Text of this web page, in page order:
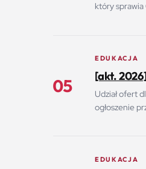
który
05
EDUKACJA
[akt.
Udział ofert
ogłoszenie
EDUKACJA